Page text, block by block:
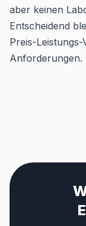
aber keinen
Entscheidend
Preis-
Anforderungen.